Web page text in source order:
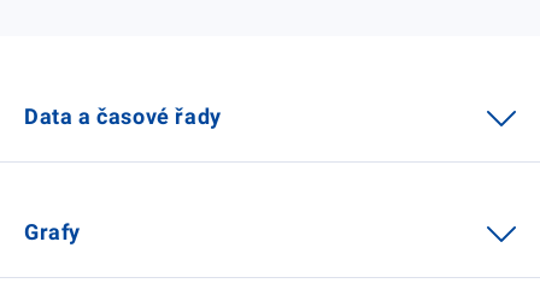
Data a časové řady
Grafy